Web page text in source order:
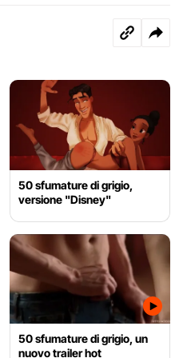
50 sfumature di grigio,
versione "Disney"
50 sfumature di grigio, un
nuovo trailer hot